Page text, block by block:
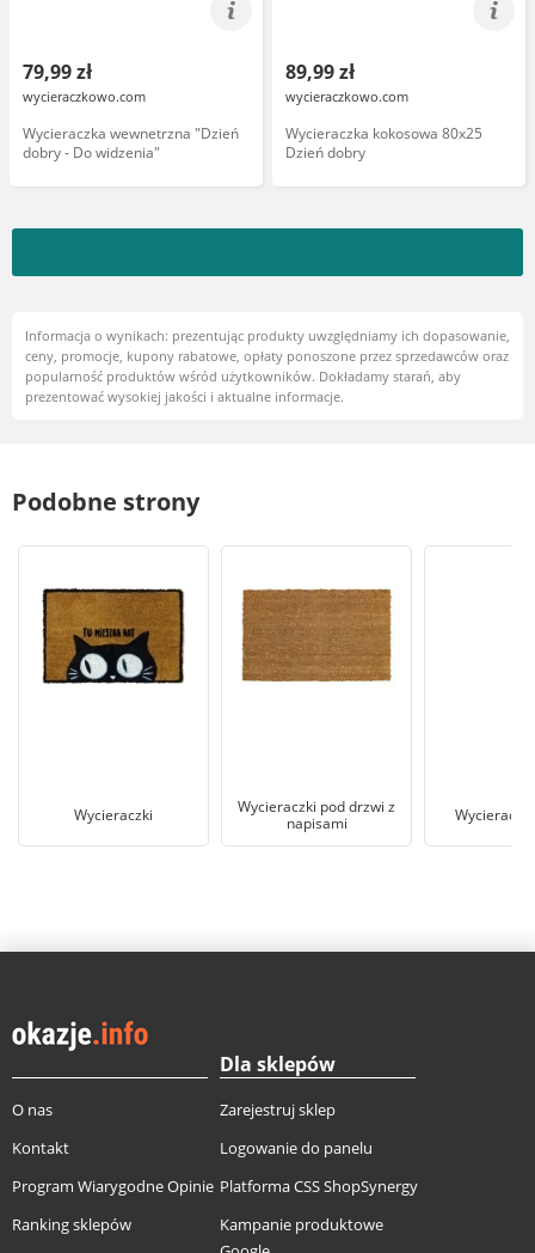
79,99 zł
wycieraczkowo.com
Wycieraczka wewnetrzna "Dzień
dobry - Do widzenia"
89,99 zł
wycieraczkowo.com
Wycieraczka kokosowa 80x25
Dzień dobry
Informacja o wynikach: prezentując produkty uwzględniamy ich dopasowanie,
ceny, promocje, kupony rabatowe, opłaty ponoszone przez sprzedawców oraz
popularność produktów wśród użytkowników. Dokładamy starań, aby
prezentować wysokiej jakości i aktualne informacje.
Podobne strony
Wycieraczki
Wycieraczki pod drzwi z
napisami
O nas
Kontakt
Program Wiarygodne Opinie
Ranking sklepów
Dla sklepów
Zarejestruj sklep
Logowanie do panelu
Platforma CSS ShopSynergy
Kampanie produktowe